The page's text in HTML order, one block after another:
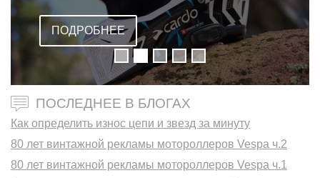
ВСТРОЕННОЙ ГАРНИТУРОЙ
ПОДРОБНЕЕ
ПОСЛЕДНЕЕ В БЛОГАХ
Как определить износ цепи и звезд за минуту
80 лет винтажной рекламы мотороллеров Vespa ч.2
80 лет винтажной рекламы мотороллеров Vespa ч.1